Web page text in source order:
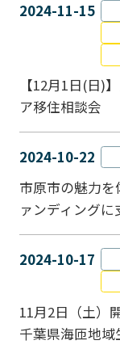
2024-11-15
【12月1日(日)
ア移住相談会
2024-10-22
市原市の魅力
ァンディングに
2024-10-17
11月2日（土）
千葉県海匝地域